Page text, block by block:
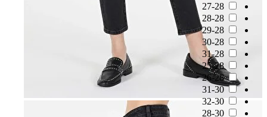
27-28
28-28
29-28
30-28
31-28
25-28
26-28
31-30
32-30
28-30